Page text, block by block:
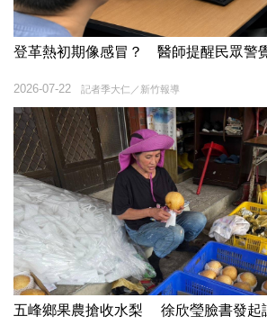
登革熱初期像感冒？ 醫師提醒民眾警
記者季大仁／新竹報導
2026-07-22
五峰鄉果農搶收水梨 徐欣瑩臉書發起